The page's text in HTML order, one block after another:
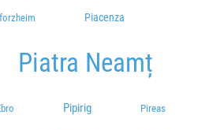
Piacenza
Piatra Neamț
Pipirig Pireas